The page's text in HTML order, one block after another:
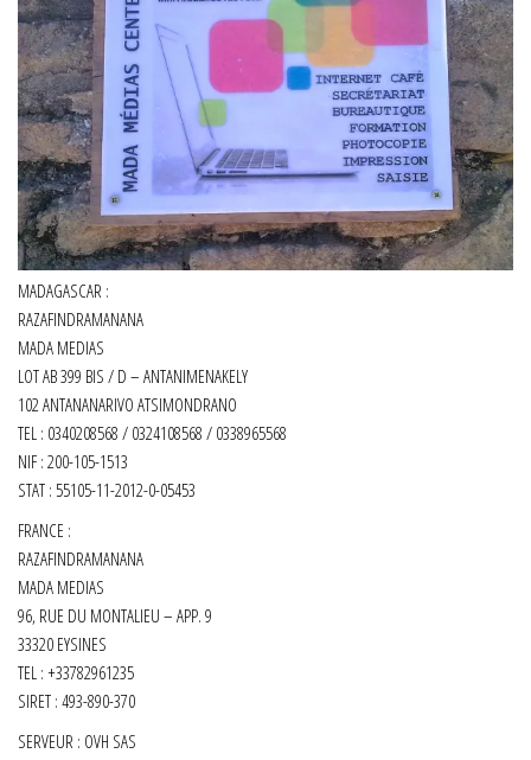
MADAGASCAR :
RAZAFINDRAMANANA
MADA MEDIAS
LOT AB 399 BIS / D – ANTANIMENAKELY
102 ANTANANARIVO ATSIMONDRANO
TEL : 0340208568 / 0324108568 / 0338965568
NIF : 200-105-1513
STAT : 55105-11-2012-0-05453
FRANCE :
RAZAFINDRAMANANA
MADA MEDIAS
96, RUE DU MONTALIEU – APP. 9
33320 EYSINES
TEL : +33782961235
SIRET : 493-890-370
SERVEUR : OVH SAS